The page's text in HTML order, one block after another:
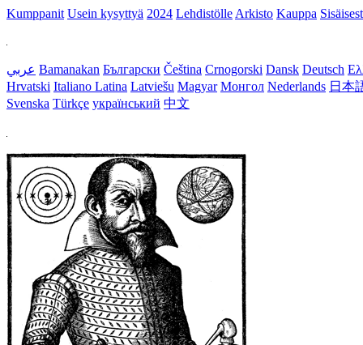
Kumppanit Usein kysyttyä 2024 Lehdistölle Arkisto Kauppa
عربي Bamanakan Български Čeština Crnogorski Dansk Deutsch
Hrvatski Italiano Latina Latviešu Magyar Монгол Nederlands 日本
Svenska Türkçe український 中文